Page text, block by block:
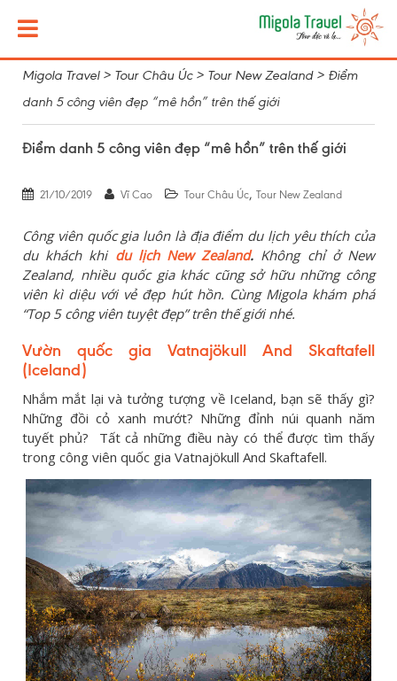
Migola Travel> Tour Châu Úc> Tour New Zealand> Điểm
danh 5 công viên đẹp “mê hồn” trên thế giới
Điểm danh 5 công viên đẹp “mê hồn” trên thế giới
21/10/2019 Vĩ Cao Tour Châu Úc, Tour New Zealand
Công viên quốc gia luôn là địa điểm du lịch yêu thích của
du khách khi du lịch New Zealand. Không chỉ ở New
Zealand, nhiều quốc gia khác cũng sở hữu những công
viên kì diệu với vẻ đẹp hút hồn. Cùng Migola khám phá
“Top 5 công viên tuyệt đẹp” trên thế giới nhé.
Vườn quốc gia Vatnajökull And Skaftafell
(Iceland)
Nhắm mắt lại và tưởng tượng về Iceland, bạn sẽ thấy gì?
Những đồi cỏ xanh mướt? Những đỉnh núi quanh năm
tuyết phủ? Tất cả những điều này có thể được tìm thấy
trong công viên quốc gia Vatnajökull And Skaftafell.